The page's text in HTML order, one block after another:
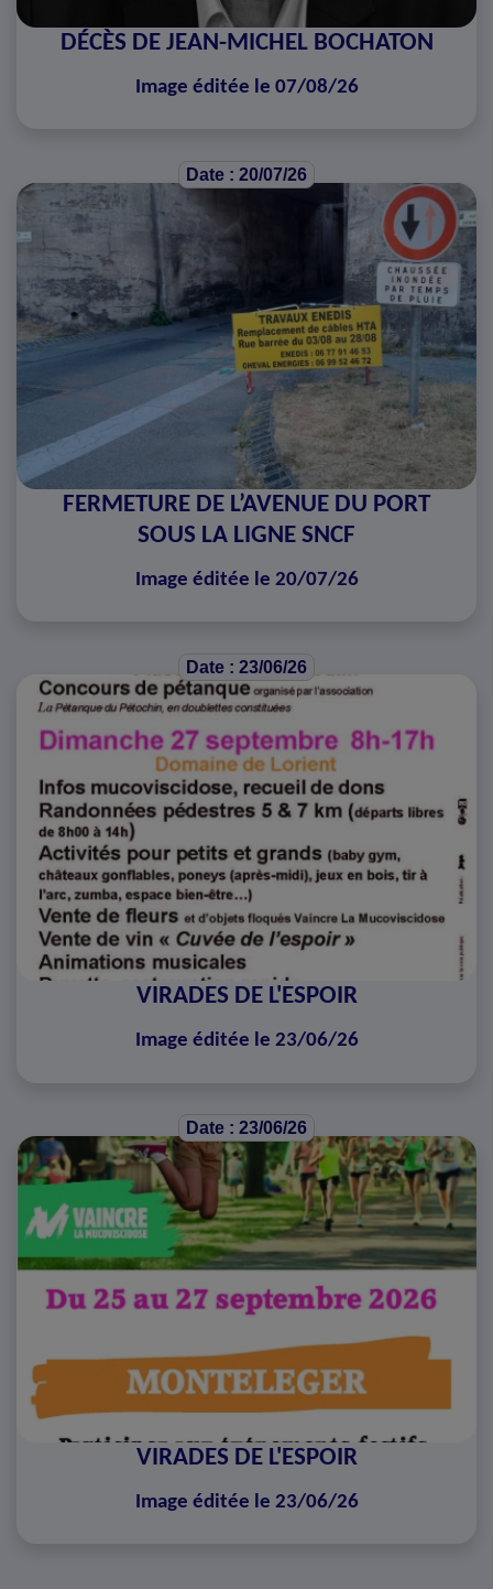
DÉCÈS DE JEAN-MICHEL BOCHATON
Image éditée le 07/08/26
Date : 20/07/26
FERMETURE DE L’AVENUE DU PORT
SOUS LA LIGNE SNCF
Image éditée le 20/07/26
Date : 23/06/26
VIRADES DE L'ESPOIR
Image éditée le 23/06/26
Date : 23/06/26
VIRADES DE L'ESPOIR
Image éditée le 23/06/26